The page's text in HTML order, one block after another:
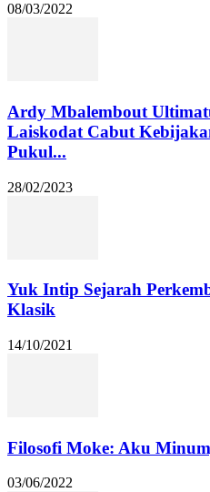
08/03/2022
Ardy Mbalembout
Laiskodat Cabut
Pukul...
28/02/2023
Yuk Intip Sejarah
Klasik
14/10/2021
Filosofi Moke: Aku
03/06/2022